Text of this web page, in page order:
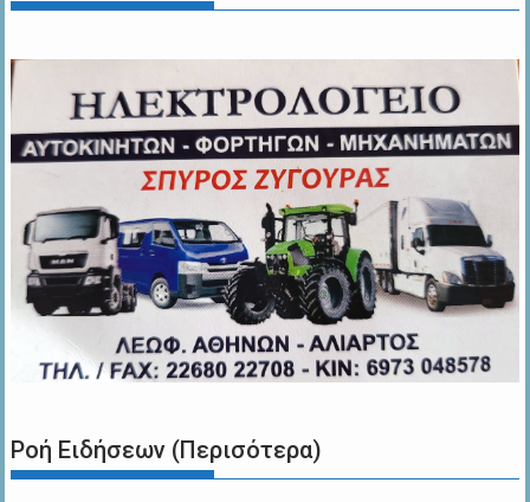
Ροή Ειδήσεων (Περισότερα)